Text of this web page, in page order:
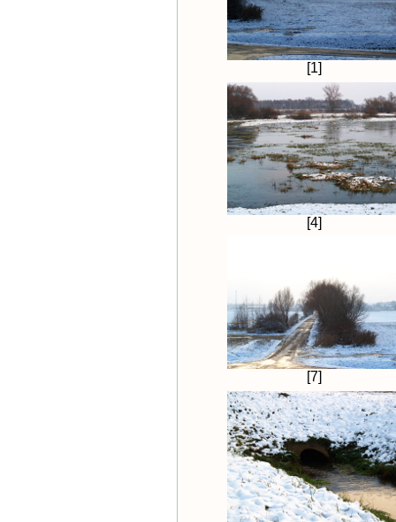
[1]
[4]
[7]